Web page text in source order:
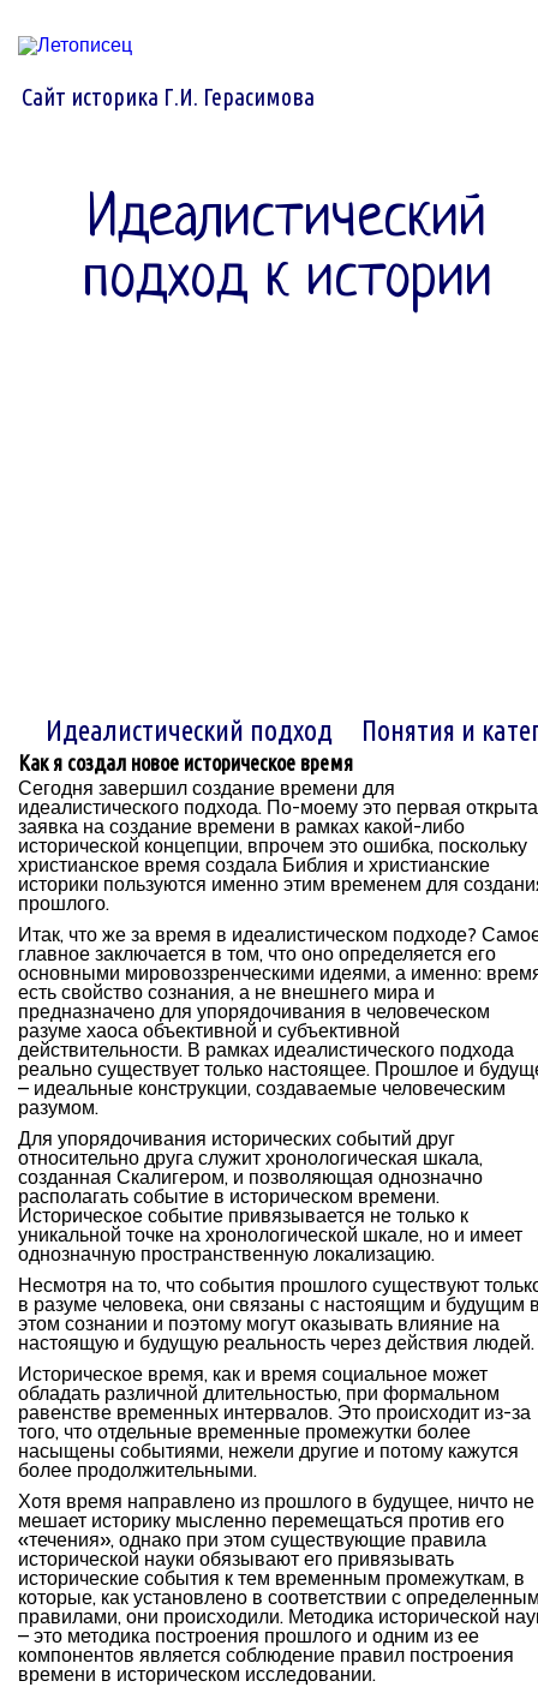
Сайт историка Г.И. Герасимова
Идеалистический
подход к истории
Идеалистический подход Понятия и
Как я создал новое историческое время
Сегодня завершил создание времени для
идеалистического подхода. По-моему это первая
заявка на создание времени в рамках какой-либо
исторической концепции, впрочем это ошибка, поскольку
христианское время создала Библия и христианские
историки пользуются именно этим временем для
прошлого.
Итак, что же за время в идеалистическом подходе?
главное заключается в том, что оно определяется его
основными мировоззренческими идеями, а именно:
есть свойство сознания, а не внешнего мира и
предназначено для упорядочивания в человеческом
разуме хаоса объективной и субъективной
действительности. В рамках идеалистического подхода
реально существует только настоящее. Прошлое и
– идеальные конструкции, создаваемые человеческим
разумом.
Для упорядочивания исторических событий друг
относительно друга служит хронологическая шкала,
созданная Скалигером, и позволяющая однозначно
располагать событие в историческом времени.
Историческое событие привязывается не только к
уникальной точке на хронологической шкале, но и имеет
однозначную пространственную локализацию.
Несмотря на то, что события прошлого существуют
в разуме человека, они связаны с настоящим и будущим
этом сознании и поэтому могут оказывать влияние на
настоящую и будущую реальность через действия людей.
Историческое время, как и время социальное может
обладать различной длительностью, при формальном
равенстве временных интервалов. Это происходит из-за
того, что отдельные временные промежутки более
насыщены событиями, нежели другие и потому кажутся
более продолжительными.
Хотя время направлено из прошлого в будущее, ничто не
мешает историку мысленно перемещаться против его
«течения», однако при этом существующие правила
исторической науки обязывают его привязывать
исторические события к тем временным промежуткам, в
которые, как установлено в соответствии с
правилами, они происходили. Методика исторической
– это методика построения прошлого и одним из ее
компонентов является соблюдение правил построения
времени в историческом исследовании.